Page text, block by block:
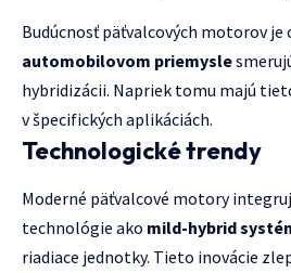
Budúcnosť päťvalcových motorov je
automobilovom priemysle
hybridizácii. Napriek tomu majú
v špecifických aplikáciách.
Technologické trendy
Moderné päťvalcové motory
technológie ako mild-hybrid
riadiace jednotky. Tieto inovácie